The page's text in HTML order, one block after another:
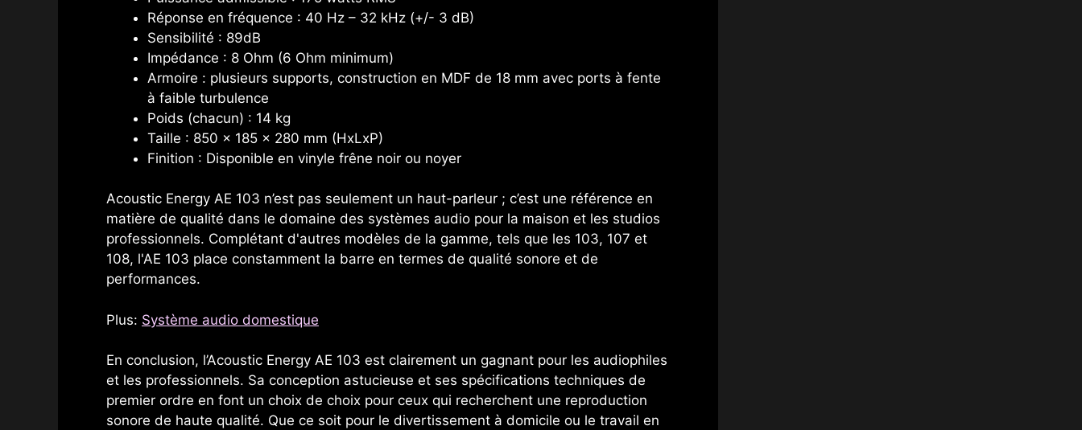
Réponse en fréquence : 40 Hz – 32 kHz (+/- 3 dB)
Sensibilité : 89dB
Impédance : 8 Ohm (6 Ohm minimum)
Armoire : plusieurs supports, construction en MDF de 18 mm avec ports à fente
à faible turbulence
Poids (chacun) : 14 kg
Taille : 850 x 185 x 280 mm (HxLxP)
Finition : Disponible en vinyle frêne noir ou noyer
Acoustic Energy AE 103 n’est pas seulement un haut-parleur ; c’est une référence en
matière de qualité dans le domaine des systèmes audio pour la maison et les studios
professionnels. Complétant d'autres modèles de la gamme, tels que les 103, 107 et
108, l'AE 103 place constamment la barre en termes de qualité sonore et de
performances.
Plus: Système audio domestique
En conclusion, l’Acoustic Energy AE 103 est clairement un gagnant pour les audiophiles
et les professionnels. Sa conception astucieuse et ses spécifications techniques de
premier ordre en font un choix de choix pour ceux qui recherchent une reproduction
sonore de haute qualité. Que ce soit pour le divertissement à domicile ou le travail en